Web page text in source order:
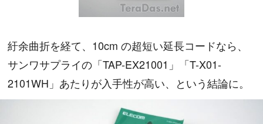
紆余曲折を経て、10cm の超短い延長コードなら、
サンワサプライの「TAP-EX21001」「T-X01-
2101WH」あたりが入手性が高い、という結論に。